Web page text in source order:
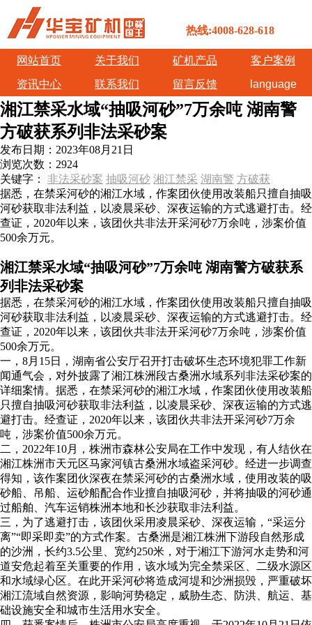
热线:4008-628-618
网站首页 关于我们 矿机产品
客户案例
资讯中心
联系我们 留言反馈 language
湘江禁采水域“抽吸河砂”7万余吨 湖南警
方破获系列非法采砂案
发布日期： 2023年08月21日
浏览次数： 2924
关键字： 非法采砂案 抽吸河砂 湘江禁采 湖南警 方破获
据悉，在禁采河砂的湘江水域，作案团伙使用改装船只擅自抽吸
河砂获取非法利益，以凌晨采砂、深夜运输的方式逃避打击。经
查证，2020年以来，该团伙共非法开采河砂7万余吨，涉案价值
500余万元。
湘江禁采水域“抽吸河砂”7万余吨 湖南警方破获系
列非法采砂案
据悉，在禁采河砂的湘江水域，作案团伙使用改装船只擅自抽吸
河砂获取非法利益，以凌晨采砂、深夜运输的方式逃避打击。经
查证，2020年以来，该团伙共非法开采河砂7万余吨，涉案价值
500余万元。
一，8月15日，湖南省公安厅召开打击破坏生态环境犯罪工作新
闻通气会，对外披露了湘江株洲段古桑洲水域系列非法采砂案的
详细案情。据悉，在禁采河砂的湘江水域，作案团伙使用改装船
只擅自抽吸河砂获取非法利益，以凌晨采砂、深夜运输的方式逃
避打击。经查证，2020年以来，该团伙共非法开采河砂7万余
吨，涉案价值500余万元。
二，2022年10月，株洲市森林公安局在工作中发现，有人结伙在
湘江株洲市天元区马家河镇古桑洲水域盗采河砂。经进一步调查
得知，该作案团伙深夜在禁采河砂的古桑洲水域，使用改装的吸
砂船、吊船、运砂船配合作业擅自抽吸河砂，并将抽吸的河砂通
过船舶、汽车运销株洲本地和长沙获取非法利益。
三，为了逃避打击，该团伙采用凌晨采砂、深夜运输，“采运分
离”“即采即卖”的方式作案。古桑洲是湘江株洲下游段自然形成
的沙洲，长约3.5公里、宽约250米，对于湘江下游河水走势和河
道安危起着至关重要的作用，该水域为完全禁采区、二级水源区
和水域绿心区。在此开采河砂将造成河堤和沙洲损毁，严重破坏
湘江流域自然资源，影响河势稳定，威胁生态、防洪、航运、基
础设施安全和城市生活用水安全。